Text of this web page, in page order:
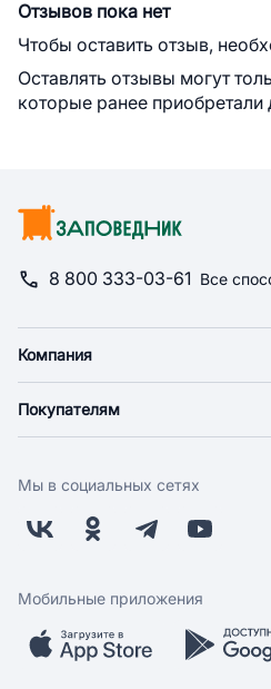
Отзывов пока нет
Чтобы оставить отзыв,
Оставлять отзывы могут
которые ранее приобретали
8 800 333-03-61 Все
Компания
Новости
Поставщикам
Заводчикам
Обратная связь
Покупателям
Оплата
Бонусная программа
Скидки и акции
Мобильное приложение
Мы в социальных сетях
Мобильные приложения